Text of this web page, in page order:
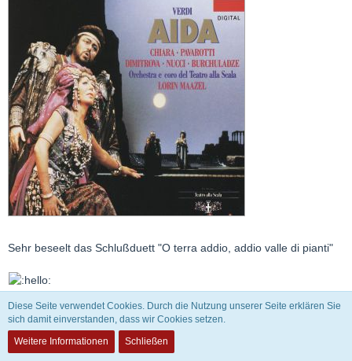
Sehr beseelt das Schlußduett "O terra addio, addio valle di pianti"
Gunter Hämel
INAKTIV
Diese Seite verwendet Cookies. Durch die Nutzung unserer Seite erklären Sie
sich damit einverstanden, dass wir Cookies setzen.
Weitere Informationen
Schließen